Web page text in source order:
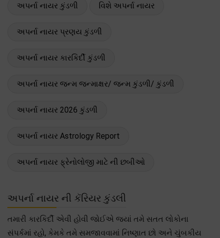
અપર્ના નાયર કુંડળી વિશે અપર્ના નાયર
અપર્ના નાયર પ્રણય કુંડળી
અપર્ના નાયર કારકિર્દી કુંડળી
અપર્ના નાયર જન્મ જન્માક્ષર/ જન્મ કુંડળી/ કુંડળી
અપર્ના નાયર 2026 કુંડળી
અપર્ના નાયર Astrology Report
અપર્ના નાયર ફ્રેનોલોજી માટે ની છબીઓ
અપર્ના નાયર ની કૅરિયર કુંડલી
તમારી કારકિર્દી એવી હોવી જોઈએ જ્યાં તમે સતત લોકોના
સંપર્કમાં રહો, કેમકે તમે સમજાવવામાં નિષ્ણાત છો અને ચુંબકીય